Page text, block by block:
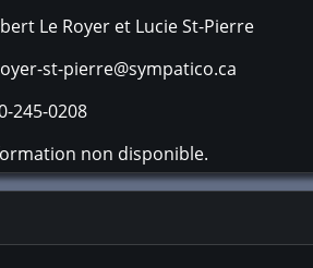
Le Royer et Lucie St-Pierre
st-pierre@sympatico.ca
245-0208
non disponible.